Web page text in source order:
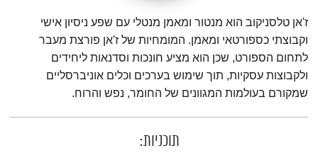
ז'אן טלסניקוב הוא מנטור ומאמן מנטלי עם שפע ניסיון אישי
וקבוצתי כספורטאי ומאמן. המומחיות של ז'אן פורצת מעבר
לתחום הספורט, שכן הוא מציע חונכות וסדנאות ליחידים
ולקבוצות עסקיות, תוך שימוש בערכים וכלים אוניברסליים
שמקורם בעולמות המגוונים של החומר, נפש והרוח.
תוכניות: